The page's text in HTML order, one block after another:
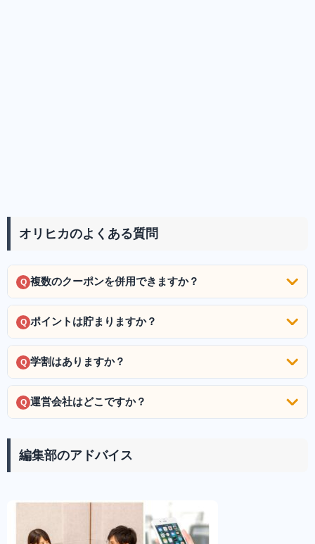
オリヒカのよくある質問
Q 複数のクーポンを併用できますか？
Q ポイントは貯まりますか？
Q 学割はありますか？
Q 運営会社はどこですか？
編集部のアドバイス